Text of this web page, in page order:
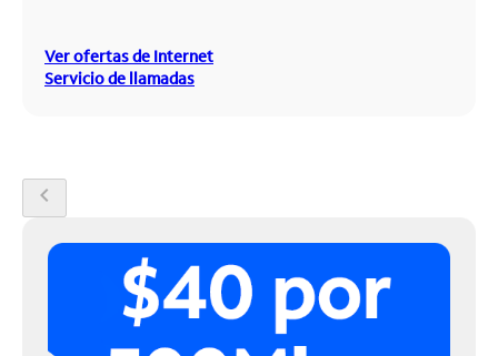
Ver ofertas de Internet
Servicio de llamadas
chevron_left